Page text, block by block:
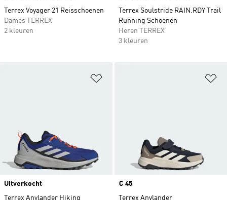
Terrex Voyager 21 Reisschoenen
Dames TERREX
2 kleuren
Terrex Soulstride RAIN.RDY Trail
Running Schoenen
Heren TERREX
3 kleuren
Uitverkocht
Terrex Anylander Hiking
Price
€ 45
Terrex Anylander